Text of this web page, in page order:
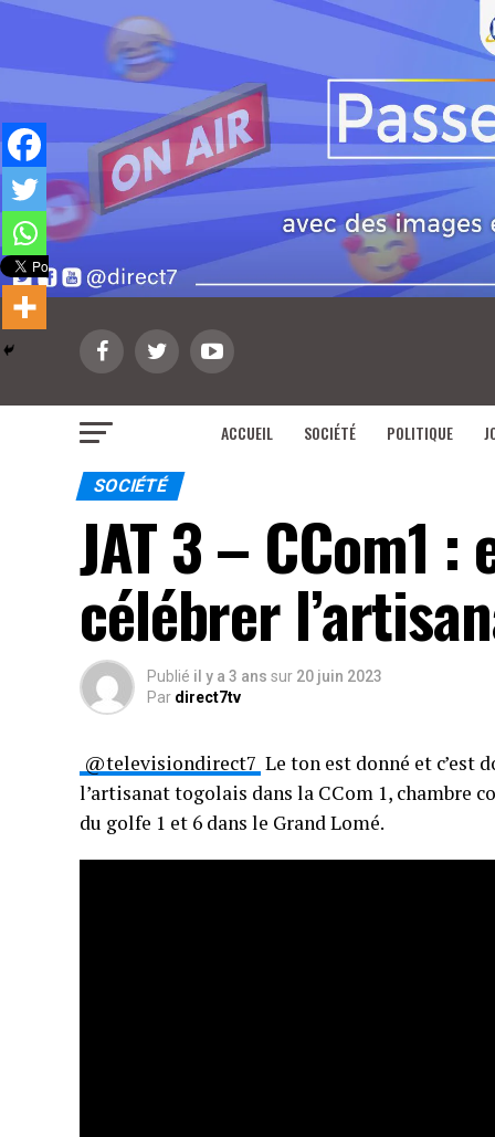
ACCUEIL SOCIÉTÉ POLITIQUE
SOCIÉTÉ
JAT 3 – CCom1
célébrer
Publié il y a 3 ans sur 20 juin 2023
Par direct7tv
@televisiondirect7 Le ton est donné et c’est
l’artisanat togolais dans la CCom 1, chambre
du golfe 1 et 6 dans le Grand Lomé.